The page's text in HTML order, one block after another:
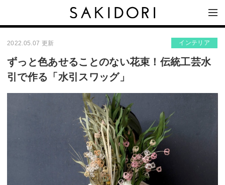
2022.05.07 更新 インテリア
ずっと色あせることのない花束！伝統工芸水
引で作る「水引スワッグ」